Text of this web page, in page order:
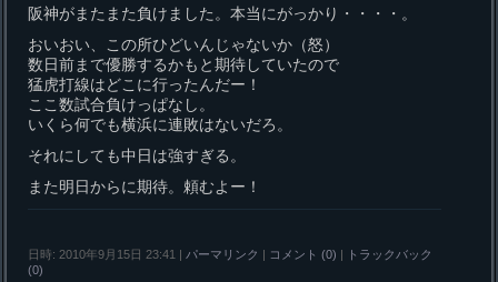
阪神がまたまた負けました。本当にがっかり・・・・。
おいおい、この所ひどいんじゃないか（怒）
数日前まで優勝するかもと期待していたので
猛虎打線はどこに行ったんだー！
ここ数試合負けっぱなし。
いくら何でも横浜に連敗はないだろ。
それにしても中日は強すぎる。
また明日からに期待。頼むよー！
日時: 2010年9月15日 23:41 パーマリンク コメント (0)
トラックバック
(0)